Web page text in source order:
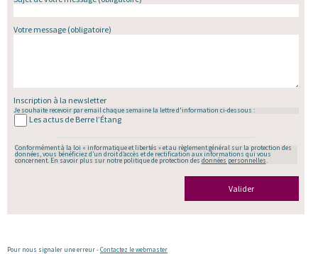
Votre message(obligatoire)
Inscription à la newsletter
Je souhaite recevoir par email chaque semaine la lettre d'information ci-dessous :
Les actus de Berre l’Étang
Conformément à la loi « informatique et libertés » et au règlement général sur la protection des
données, vous bénéficiez d’un droit d’accès et de rectification aux informations qui vous
concernent. En savoir plus sur notre politique de protection des données personnelles.
Valider
Pour nous signaler une erreur -Contactez le webmaster